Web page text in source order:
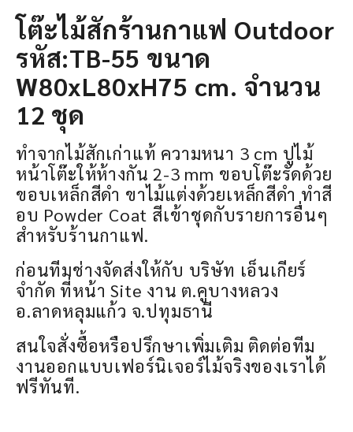
โต๊ะไม้สักร้านกาแฟ Outdoor
รหัส:TB-55 ขนาด
W80xL80xH75 cm. จำนวน
12 ชุด
ทำจากไม้สักเก่าแท้ ความหนา 3 cm ปูไม้
หน้าโต๊ะให้ห้างกัน 2-3 mm ขอบโต๊ะรัดด้วย
ขอบเหล็กสีดำ ขาไม้แต่งด้วยเหล็กสีดำ ทำสี
อบ Powder Coat สีเข้าชุดกับรายการอื่นๆ
สำหรับร้านกาแฟ.
ก่อนทีมช่างจัดส่งให้กับ บริษัท เอ็นเกียร์
จำกัด ที่หน้า Site งาน ต.คูบางหลวง
อ.ลาดหลุมแก้ว จ.ปทุมธานี
สนใจสั่งซื้อหรือปรึกษาเพิ่มเติม ติดต่อทีม
งานออกแบบเฟอร์นิเจอร์ไม้จริงของเราได้
ฟรีทันที.